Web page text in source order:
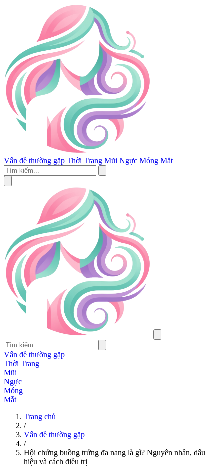
Vấn đề thường gặp Thời Trang Mũi Ngực Móng Mắt
Vấn đề thường gặp
Thời Trang
Mũi
Ngực
Móng
Mắt
Trang chủ
/
Vấn đề thường gặp
/
Hội chứng buồng trứng đa nang là gì? Nguyên nhân, dấu
hiệu và cách điều trị